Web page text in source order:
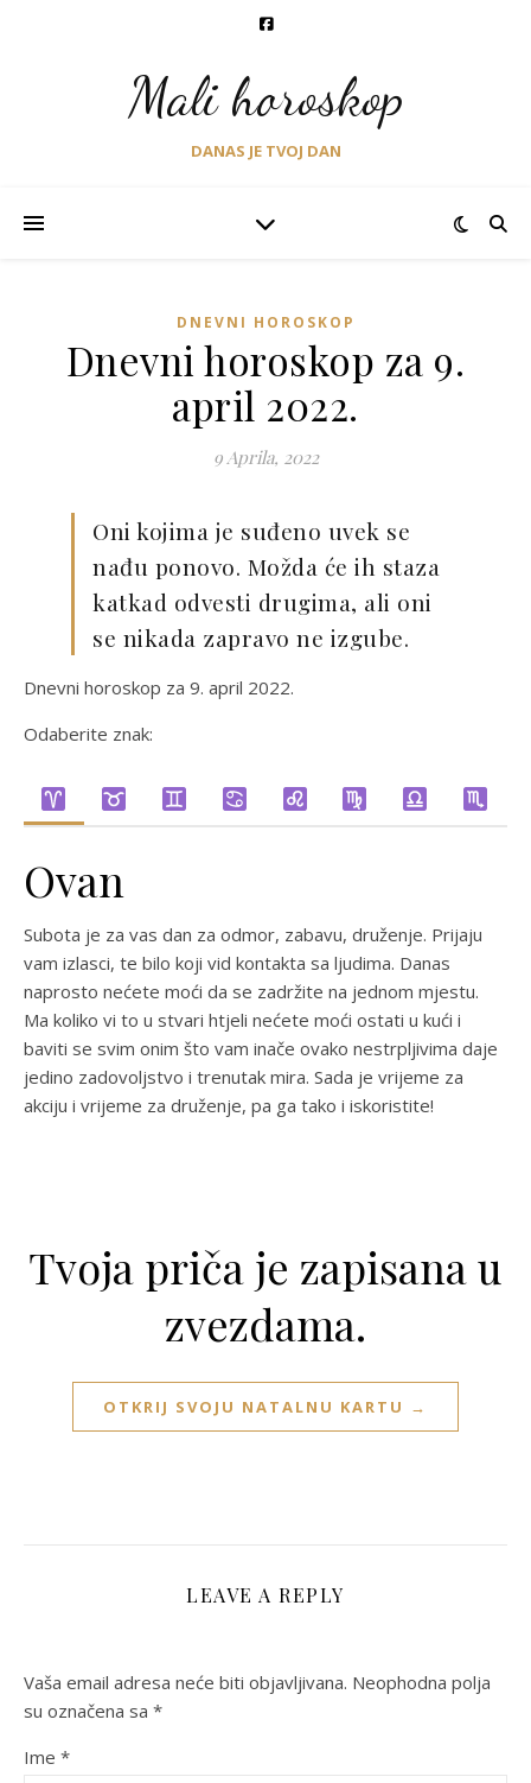
Mali horoskop
DANAS JE TVOJ DAN
DNEVNI HOROSKOP
Dnevni horoskop za 9.
april 2022.
9 Aprila, 2022
Oni kojima je suđeno uvek se
nađu ponovo. Možda će ih staza
katkad odvesti drugima, ali oni
se nikada zapravo ne izgube.
Dnevni horoskop za 9. april 2022.
Odaberite znak:
Ovan
Subota je za vas dan za odmor, zabavu, druženje. Prijaju
vam izlasci, te bilo koji vid kontakta sa ljudima. Danas
naprosto nećete moći da se zadržite na jednom mjestu.
Ma koliko vi to u stvari htjeli nećete moći ostati u kući i
baviti se svim onim što vam inače ovako nestrpljivima daje
jedino zadovoljstvo i trenutak mira. Sada je vrijeme za
akciju i vrijeme za druženje, pa ga tako i iskoristite!
Tvoja priča je zapisana u
zvezdama.
OTKRIJ SVOJU NATALNU KARTU →
LEAVE A REPLY
Vaša email adresa neće biti objavljivana. Neophodna polja
su označena sa *
Ime *